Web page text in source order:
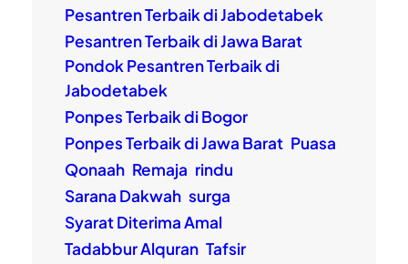
Pesantren Terbaik di Jabodetabek
Pesantren Terbaik di Jawa Barat
Pondok Pesantren Terbaik di
Jabodetabek
Ponpes Terbaik di Bogor
Ponpes Terbaik di Jawa Barat Puasa
Qonaah Remaja rindu
Sarana Dakwah surga
Syarat Diterima Amal
Tadabbur Alquran Tafsir